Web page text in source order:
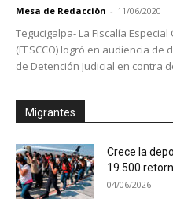
Mesa de Redacciòn - 11/06/2020
Tegucigalpa- La Fiscalía
(FESCCO) logró en audiencia
de Detención Judicial en contra
Migrantes
Crece la
19.500
04/06/2026